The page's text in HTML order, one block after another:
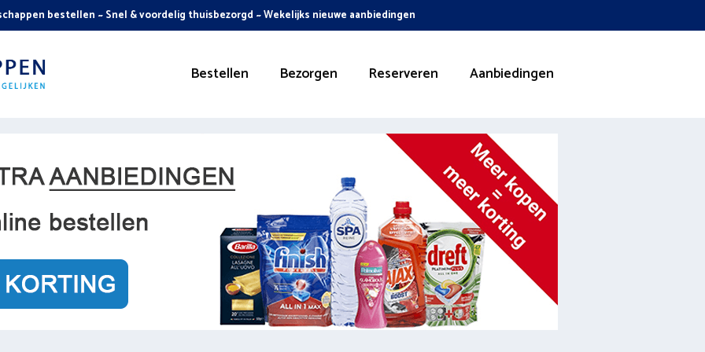
bestellen ~ Snel & voordelig thuisbezorgd ~ Wekelijks nieuwe aanbiedingen
Bestellen Bezorgen Reserveren Aanbiedingen